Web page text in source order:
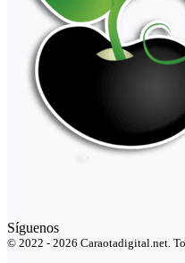
Síguenos
© 2022 - 2026 Caraotadigital.net.